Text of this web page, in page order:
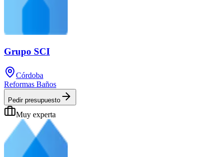
Grupo SCI
Córdoba
Reformas Baños
Pedir presupuesto
Muy experta